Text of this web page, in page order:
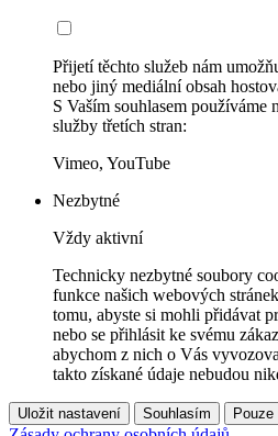
Přijetí těchto služeb nám
nebo jiný mediální obsah
S Vaším souhlasem používáme
služby třetích stran:
Vimeo, YouTube
Nezbytné
Vždy aktivní
Technicky nezbytné soubory
funkce našich webových
tomu, abyste si mohli přidávat
nebo se přihlásit ke svému
abychom z nich o Vás
takto získané údaje nebudou
Uložit nastavení Souhlasím